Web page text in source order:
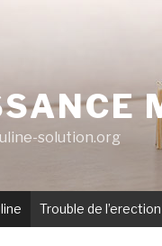
solution.org
Trouble de l’erection